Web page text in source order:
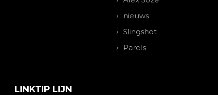
nieuws
Slingshot
Parels
LINKTIP LIJN